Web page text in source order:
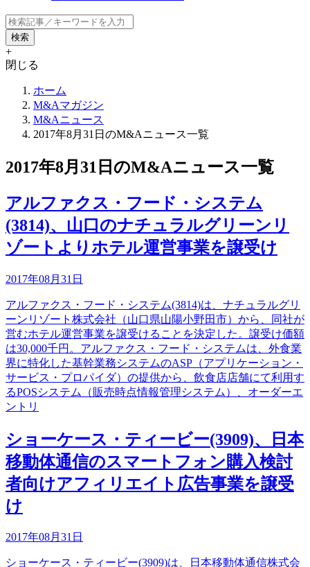
+
閉じる
ホーム
M&Aマガジン
M&Aニュース
2017年8月31日のM&Aニュース一覧
2017年8月31日のM&Aニュース一覧
アルファクス・フード・システム
(3814)、山口のナチュラルグリーンリ
ゾートよりホテル運営事業を譲受け
2017年08月31日
アルファクス・フード・システム(3814)は、ナチュラルグリ
ーンリゾート株式会社（山口県山陽小野田市）から、同社が
営むホテル運営事業を譲受けることを決定した。譲受け価額
は30,000千円。アルファクス・フード・システムは、外食業
界に特化した基幹業務システムのASP（アプリケーション・
サービス・プロパイダ）の提供から、飲食店店舗にて利用す
るPOSシステム（販売時点情報管理システム）、オーダーエ
ントリ
ショーケース・ティービー(3909)、日本
移動体通信のスマートフォン購入検討
者向けアフィリエイト広告事業を譲受
け
2017年08月31日
ショーケース・ティービー(3909)は、日本移動体通信株式会